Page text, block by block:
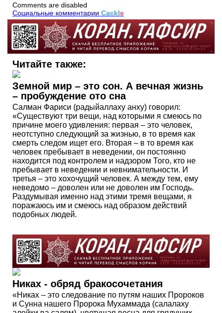
Comments are disabled
Социальные комментарии Cackle
Читайте также:
Земной мир – это сон. А вечная жизнь
– пробуждение ото сна
Салман Фариси (радыйаллаху анху) говорил:
«Существуют три вещи, над которыми я смеюсь по
причине моего удивления: первая – это человек,
неотступно следующий за жизнью, в то время как
смерть следом ищет его. Вторая – в то время как
человек пребывает в неведении, он постоянно
находится под контролем и надзором Того, кто не
пребывает в неведении и невнимательности. И
третья – это хохочущий человек. А между тем, ему
неведомо – доволен или не доволен им Господь.
Раздумывая именно над этими тремя вещами, я
поражаюсь им и смеюсь над образом действий
подобных людей.
Никах - обряд бракосочетания
«Никах – это следование по путям наших Пророков
и Сунна нашего Пророка Мухаммада (салалаху